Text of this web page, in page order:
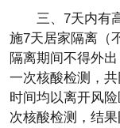
三、7天内有
施7天居家隔离（
隔离期间不得外
一次核酸检测，
时间均以离开风
次核酸检测，结